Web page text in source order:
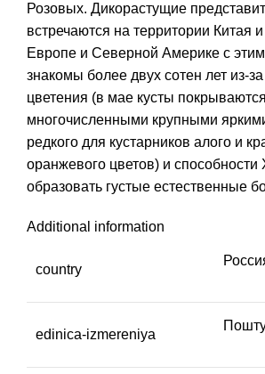
Розовых. Дикорастущие
встречаются на территории Китая
Европе и Северной Америке с
знакомы более двух сотен лет из-
цветения (в мае кусты покрываются
многочисленными крупными
редкого для кустарников алого и
оранжевого цветов) и способности
образовать густые естественные
Additional information
country
edinica-izmereniya